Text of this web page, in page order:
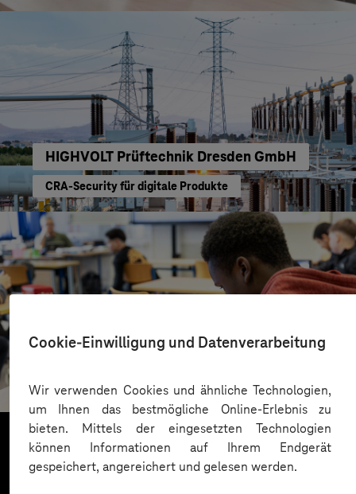
Cookie-Einwilligung und Datenverarbeitung
Wir verwenden Cookies und ähnliche Technologien,
um Ihnen das bestmögliche Online-Erlebnis zu
bieten. Mittels der eingesetzten Technologien
können Informationen auf Ihrem Endgerät
gespeichert, angereichert und gelesen werden.
HIGHVOLT Prüftechnik Dresden GmbH
CRA-Security für digitale Produkte
St.-Benedikt-Schule Düsseldorf
Mit KI Sprachbarrieren überwinden
Mehr laden